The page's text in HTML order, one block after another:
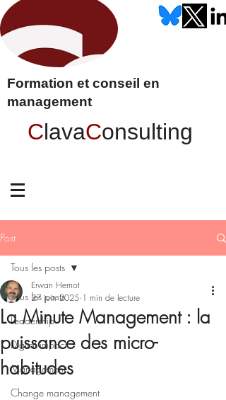
Formation et conseil en
management
ClavaConsulting
Post
Tous les posts
Leadership
Digital impact
Management
Change management
Tous les posts
La Minute Management : la
puissance des micro-
habitudes
Erwan Hernot
27 juin 2025 1 min de lecture